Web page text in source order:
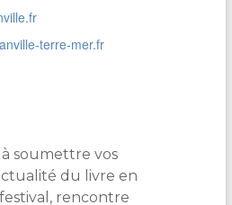
terre-mer.fr
soumettre vos
du livre en
rencontre